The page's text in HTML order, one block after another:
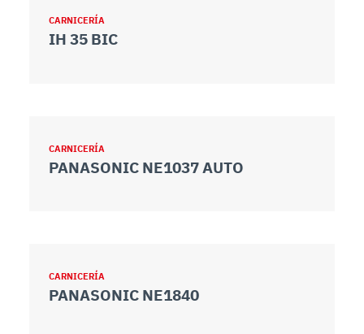
CARNICERÍA
IH 35 BIC
CARNICERÍA
PANASONIC NE1037 AUTO
CARNICERÍA
PANASONIC NE1840